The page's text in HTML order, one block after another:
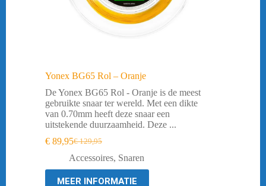
Yonex BG65 Rol – Oranje
De Yonex BG65 Rol - Oranje is de meest
gebruikte snaar ter wereld. Met een dikte
van 0.70mm heeft deze snaar een
uitstekende duurzaamheid. Deze ...
€129,95
Oorspronkelijke
prijs
was:
€ 129,95.
€ 89,95Huidige
prijs
is:
€ 89,95.
Accessoires, Snaren
MEER INFORMATIE